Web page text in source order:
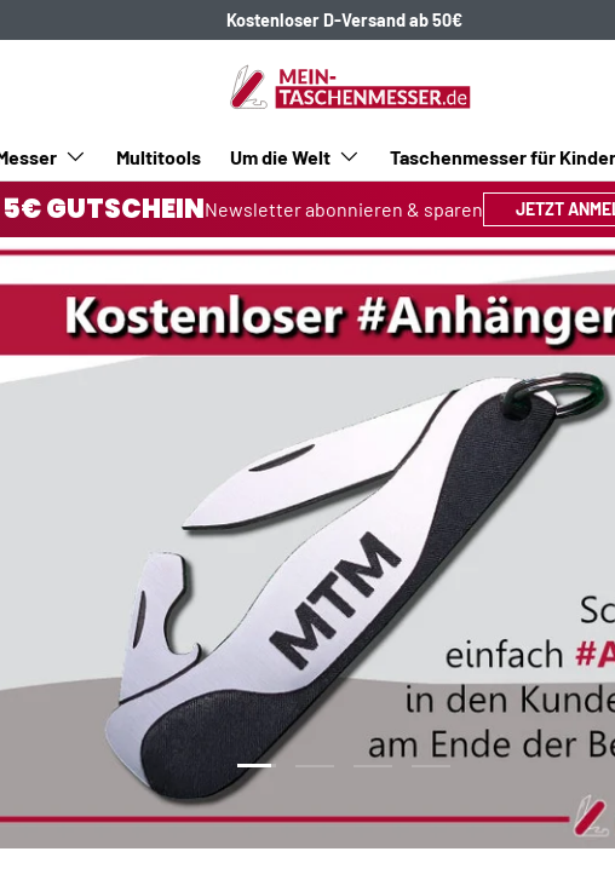
Kostenloser D-Versand ab 50€
Multitools Um die Welt Taschenmesser für Kinder
5€ GUTSCHEINNewsletter abonnieren & sparen JETZT
Folie laden 1 von 4
Folie laden 2 von 4
Folie laden 3 von 4
Folie laden 4 von 4